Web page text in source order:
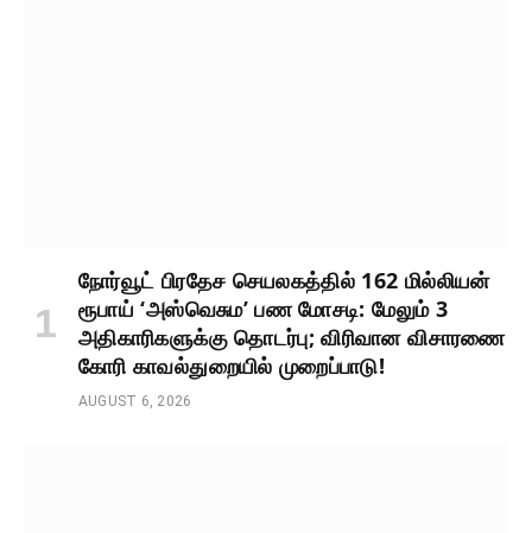
நோர்வூட் பிரதேச செயலகத்தில் 162 மில்லியன்
ரூபாய் ‘அஸ்வெசும’ பண மோசடி: மேலும் 3
அதிகாரிகளுக்கு தொடர்பு; விரிவான விசாரணை
கோரி காவல்துறையில் முறைப்பாடு!
AUGUST 6, 2026